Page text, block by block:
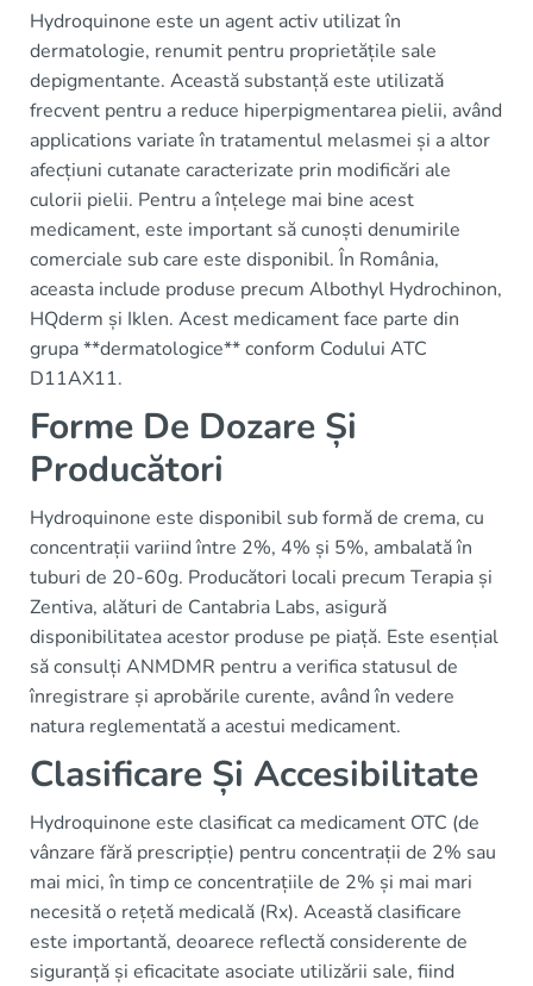
Hydroquinone este un agent activ utilizat în
dermatologie, renumit pentru proprietățile sale
depigmentante. Această substanță este utilizată
frecvent pentru a reduce hiperpigmentarea pielii, având
applications variate în tratamentul melasmei și a altor
afecțiuni cutanate caracterizate prin modificări ale
culorii pielii. Pentru a înțelege mai bine acest
medicament, este important să cunoști denumirile
comerciale sub care este disponibil. În România,
aceasta include produse precum Albothyl Hydrochinon,
HQderm și Iklen. Acest medicament face parte din
grupa **dermatologice** conform Codului ATC
D11AX11.
Forme De Dozare Și
Producători
Hydroquinone este disponibil sub formă de crema, cu
concentrații variind între 2%, 4% și 5%, ambalată în
tuburi de 20-60g. Producători locali precum Terapia și
Zentiva, alături de Cantabria Labs, asigură
disponibilitatea acestor produse pe piață. Este esențial
să consulți ANMDMR pentru a verifica statusul de
înregistrare și aprobările curente, având în vedere
natura reglementată a acestui medicament.
Clasificare Și Accesibilitate
Hydroquinone este clasificat ca medicament OTC (de
vânzare fără prescripție) pentru concentrații de 2% sau
mai mici, în timp ce concentrațiile de 2% și mai mari
necesită o rețetă medicală (Rx). Această clasificare
este importantă, deoarece reflectă considerente de
siguranță și eficacitate asociate utilizării sale, fiind